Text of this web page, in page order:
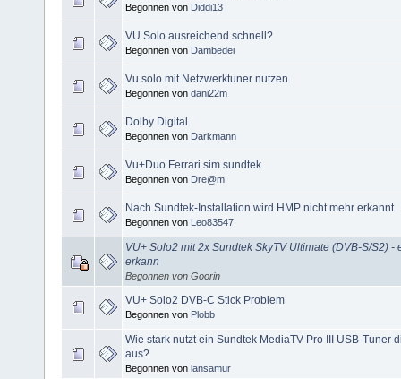
Begonnen von Diddi13
VU Solo ausreichend schnell?
Begonnen von Dambedei
Vu solo mit Netzwerktuner nutzen
Begonnen von dani22m
Dolby Digital
Begonnen von Darkmann
Vu+Duo Ferrari sim sundtek
Begonnen von Dre@m
Nach Sundtek-Installation wird HMP nicht mehr erkannt
Begonnen von Leo83547
VU+ Solo2 mit 2x Sundtek SkyTV Ultimate (DVB-S/S2) -
erkann
Begonnen von Goorin
VU+ Solo2 DVB-C Stick Problem
Begonnen von Plobb
Wie stark nutzt ein Sundtek MediaTV Pro III USB-Tuner
aus?
Begonnen von lansamur